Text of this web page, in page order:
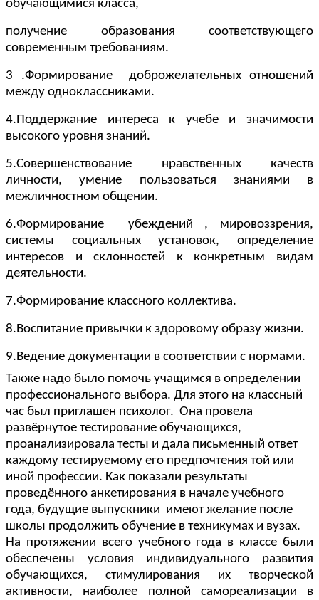
обучающимися класса,
получение образования соответствующего
современным требованиям.
3 .Формирование доброжелательных отношений
между одноклассниками.
4.Поддержание интереса к учебе и значимости
высокого уровня знаний.
5.Совершенствование нравственных качеств
личности, умение пользоваться знаниями в
межличностном общении.
6.Формирование убеждений , мировоззрения,
системы социальных установок, определение
интересов и склонностей к конкретным видам
деятельности.
7.Формирование классного коллектива.
8.Воспитание привычки к здоровому образу жизни.
9.Ведение документации в соответствии с нормами.
Также надо было помочь учащимся в определении
профессионального выбора. Для этого на классный
час был приглашен психолог. Она провела
развёрнутое тестирование обучающихся,
проанализировала тесты и дала письменный ответ
каждому тестируемому его предпочтения той или
иной профессии. Как показали результаты
проведённого анкетирования в начале учебного
года, будущие выпускники имеют желание после
школы продолжить обучение в техникумах и вузах.
На протяжении всего учебного года в классе были
обеспечены условия индивидуального развития
обучающихся, стимулирования их творческой
активности, наиболее полной самореализации в